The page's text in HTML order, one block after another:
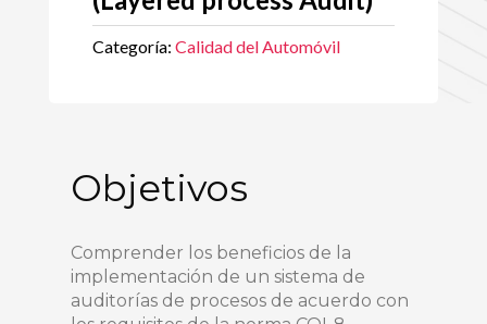
Categoría: Calidad del Automóvil
Objetivos
Comprender los beneficios de la
implementación de un sistema de
auditorías de procesos de acuerdo con